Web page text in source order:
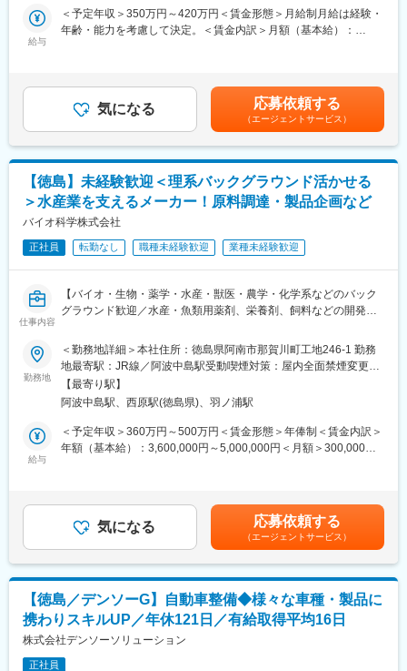
す。やりがいを感じるのは、感謝された時です。例えば、急病の
患者様の手術が発生したため、使用する可能性のある器材を予測
時間が押していても一度心を落ち着かせ、リラックスすることを
心掛けています。時間帯によって忙しい時がありますが、担当メ
ンバーと連携を取り合い、業務を進めています。チームワークが
大事な職場です。福利厚生面では、有給休暇や夏期・冬期休暇が
ありますし、お休みも取得しやすい環境です。
変更の範囲：会社の定める業務
ニアが活躍中。
今回は、今後の会社を支えてくださるフレッシュな人材を採用し
当社で、世界と繋がるキャリアを積みませんか？
す。
■具体的には
◇カスタマーサポート
・日本各地からお問い合わせ頂いた
・お客様に対して電話にてサポート対応
◇設置、据付時のサポート
・まずは先輩の同行からスタート
・海外メーカーのエンジニアとの同行もあるため、英語でのコミ
ュニケーション業務も
・お客様先での定期点検
・故障時の原因分析や修理対応
・機械の調整・保守メンテナンス
全国に取引先があるため出張業務があります。宿泊を伴う出張も
リをつけて働ける環境です。
ッパなどからエンジニアが来日します。業務を通じて英語を使う
機会があり、語学力を活かしたい方やグローバルな環境で働きた
い方に最適です。
また、海外の展示会へ出展しており、2年に1回程度の海外出張の
チャンスもあります。
◇徳島に腰を据えて働ける
・転勤なし
・年間休日125日
・月平均残業5時間程度
地域に根ざして働きながら、世界とつながる仕事に携われます。
給与
＜予定年収＞350万円～420万円＜賃金形態＞月給制月給は経験・
年齢・能力を考慮して決定。＜賃金内訳＞月額（基本給）：
であり、選考を通じて上下する可能性があります。月給(月額)は固
定手当を含めた表記です。
気になる 応募依頼する
（エージェントサービス）
【徳島】未経験歓迎＜理系バックグラウンド活かせる
＞水産業を支えるメーカー！原料調達・製品企画など
バイオ科学株式会社
正社員 転勤なし 職種未経験歓迎 業種未経験歓迎
仕事内容
【バイオ・生物・薬学・水産・獣医・農学・化学系などのバック
グラウンド歓迎／水産・魚類用薬剤、栄養剤、飼料などの開発製
水産用の医薬品・栄養剤・飼料および畜産用の機能性飼料の開発
製造メーカーです。
水産関連製品：https://www.biosiense.co.jp/product-aquaculture
畜産関連製品：https://www.biosiense.co.jp/product-livestock
■業務内容
で、製品のトータルプロデュースを行います。
・国内外からの原料調達、サプライヤー管理、法的リスク管理
・市場ニーズと製造実現性を考慮した製品設計、コスト管理
動物用医薬品（ワクチンを含む）の製造販売では全国的に競合が
少なく、養殖業者や畜産農家など生産者に近い製造・販売体制の
特徴を生かして、安定成長を続けております。社員の定着率が高
く、中途退社が少ないことも魅力の一つです。
勤務地
＜勤務地詳細＞本社住所：徳島県阿南市那賀川町工地246-1 勤務
地最寄駅：JR線／阿波中島駅受動喫煙対策：屋内全面禁煙変更の
範囲：無
【最寄り駅】
阿波中島駅、西原駅(徳島県)、羽ノ浦駅
給与
＜予定年収＞360万円～500万円＜賃金形態＞年俸制＜賃金内訳＞
年額（基本給）：3,600,000円～5,000,000円＜月額＞300,000円
与：業績に応じ決算賞与を別途支給（ここ10年は連続で支給の実
績あり）賃金はあくまでも目安の金額であり、選考を通じて上下
する可能性があります。月給(月額)は固定手当を含めた表記です。
気になる 応募依頼する
（エージェントサービス）
【徳島／デンソーG】自動車整備◆様々な車種・製品に
携わりスキルUP／年休121日／有給取得平均16日
株式会社デンソーソリューション
正社員